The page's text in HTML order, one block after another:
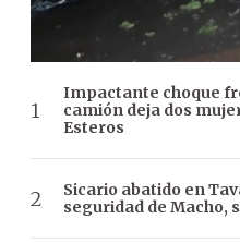
Impactante choque
camión deja dos
Esteros
Sicario abatido en
seguridad de Macho,